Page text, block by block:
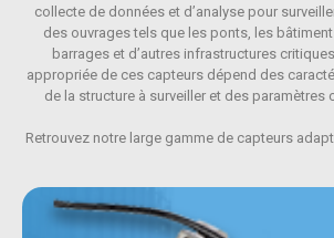
collecte de données et d’analyse pour
des ouvrages tels que les ponts, les
barrages et d’autres infrastructures
appropriée de ces capteurs dépend des
de la structure à surveiller et des paramètres
Retrouvez notre large gamme de capteurs